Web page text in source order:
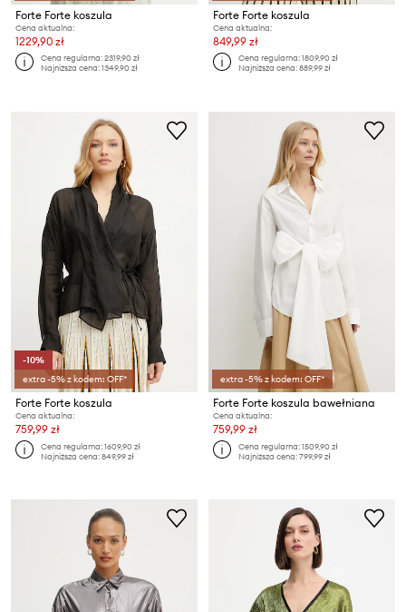
Forte Forte koszula
Cena aktualna:
1229,90 zł
Cena regularna:2319,90 zł
Najniższa cena:1349,90 zł
Forte Forte koszula
Cena aktualna:
849,99 zł
Cena regularna:1809,90 zł
Najniższa cena:889,99 zł
-10%
extra -5% z kodem: OFF*
Forte Forte koszula
Cena aktualna:
759,99 zł
Cena regularna:1609,90 zł
Najniższa cena:849,99 zł
extra -5% z kodem: OFF*
Forte Forte koszula bawełniana
Cena aktualna:
759,99 zł
Cena regularna:1509,90 zł
Najniższa cena:799,99 zł